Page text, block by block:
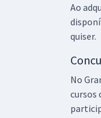
Ao
quiser.
No
cursos